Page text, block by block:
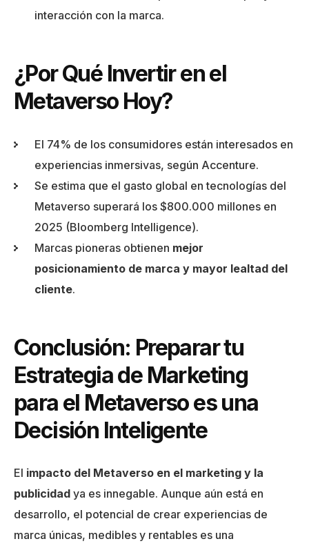
interacción con la marca.
¿Por Qué Invertir en el
Metaverso Hoy?
El 74% de los consumidores están interesados en
experiencias inmersivas, según Accenture.
Se estima que el gasto global en tecnologías del
Metaverso superará los $800.000 millones en
2025 (Bloomberg Intelligence).
Marcas pioneras obtienen mejor
posicionamiento de marca y mayor lealtad del
cliente.
Conclusión: Preparar tu
Estrategia de Marketing
para el Metaverso es una
Decisión Inteligente
El impacto del Metaverso en el marketing y la
publicidad ya es innegable. Aunque aún está en
desarrollo, el potencial de crear experiencias de
marca únicas, medibles y rentables es una